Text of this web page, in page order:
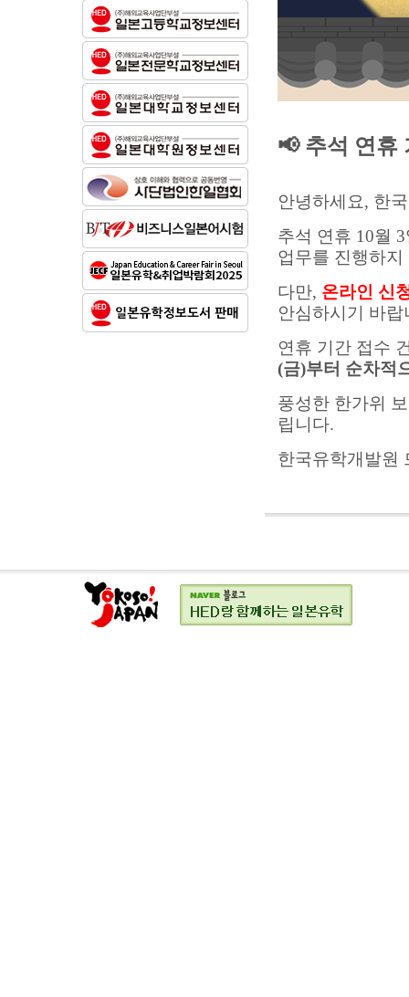
📢 추석 연휴
안녕하세요, 한
추석 연휴 10월
업무를 진행하지
다만, 온라인 신
안심하시기 바랍
연휴 기간 접수
(금)부터 순차적
풍성한 한가위
립니다.
한국유학개발원